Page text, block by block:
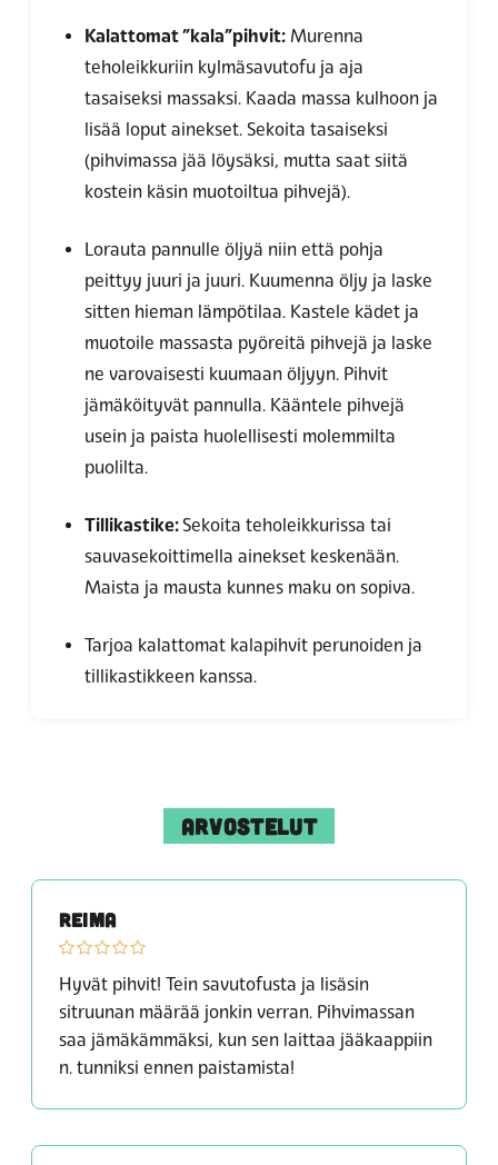
Kalattomat ”kala”pihvit: Murenna
teholeikkuriin kylmäsavutofu ja aja
tasaiseksi massaksi. Kaada massa kulhoon ja
lisää loput ainekset. Sekoita tasaiseksi
(pihvimassa jää löysäksi, mutta saat siitä
kostein käsin muotoiltua pihvejä).
Lorauta pannulle öljyä niin että pohja
peittyy juuri ja juuri. Kuumenna öljy ja laske
sitten hieman lämpötilaa. Kastele kädet ja
muotoile massasta pyöreitä pihvejä ja laske
ne varovaisesti kuumaan öljyyn. Pihvit
jämäköityvät pannulla. Kääntele pihvejä
usein ja paista huolellisesti molemmilta
puolilta.
Tillikastike: Sekoita teholeikkurissa tai
sauvasekoittimella ainekset keskenään.
Maista ja mausta kunnes maku on sopiva.
Tarjoa kalattomat kalapihvit perunoiden ja
tillikastikkeen kanssa.
ARVOSTELUT
REIMA
Hyvät pihvit! Tein savutofusta ja lisäsin
sitruunan määrää jonkin verran. Pihvimassan
saa jämäkämmäksi, kun sen laittaa jääkaappiin
n. tunniksi ennen paistamista!